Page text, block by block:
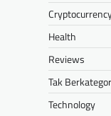
Health
Reviews
Tak
Technology